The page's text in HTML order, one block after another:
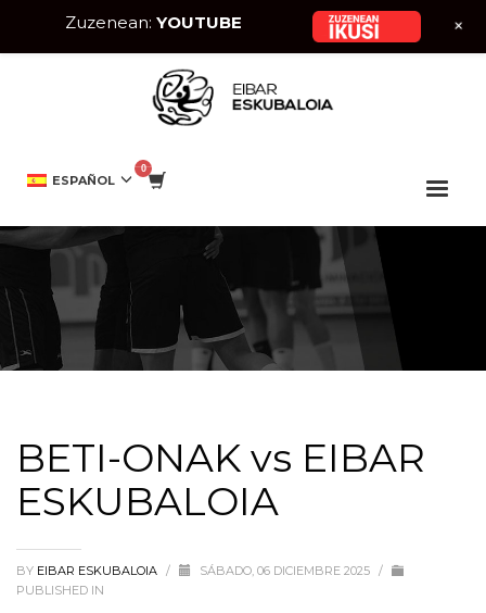
ESPAÑOL
BETI-ONAK vs EIBAR ESKUBALOIA
BETI-ONAK vs EIBAR
ESKUBALOIA
BY EIBAR ESKUBALOIA / SÁBADO, 06 DICIEMBRE 2025 /
PUBLISHED IN
Zuzenean: YOUTUBE +